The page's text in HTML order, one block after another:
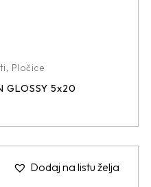
, Pločice
GLOSSY 5x20
Dodaj na listu želja